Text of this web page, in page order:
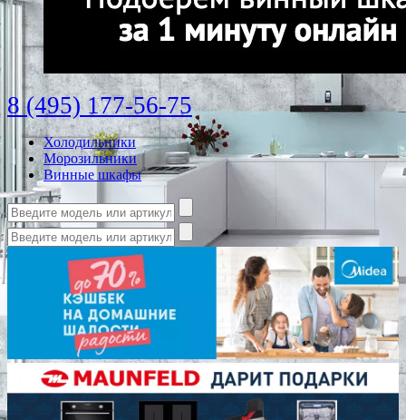
8 (495) 177-56-75
Холодильники
Морозильники
Винные шкафы